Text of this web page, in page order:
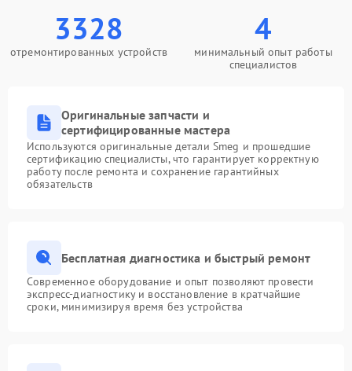
3328
отремонтированных устройств
4
минимальный опыт работы
специалистов
Оригинальные запчасти и
сертифицированные мастера
Используются оригинальные детали Smeg и прошедшие
сертификацию специалисты, что гарантирует корректную
работу после ремонта и сохранение гарантийных
обязательств
Бесплатная диагностика и быстрый ремонт
Современное оборудование и опыт позволяют провести
экспресс-диагностику и восстановление в кратчайшие
сроки, минимизируя время без устройства